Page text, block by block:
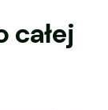
całej